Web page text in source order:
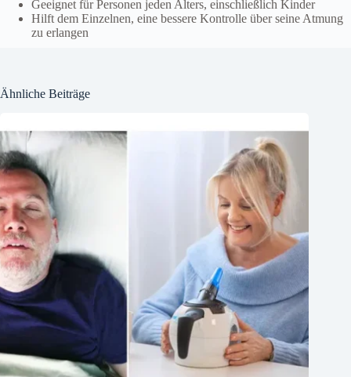
Geeignet für Personen jeden Alters, einschließlich Kinder
Hilft dem Einzelnen, eine bessere Kontrolle über seine Atmung
zu erlangen
Ähnliche Beiträge